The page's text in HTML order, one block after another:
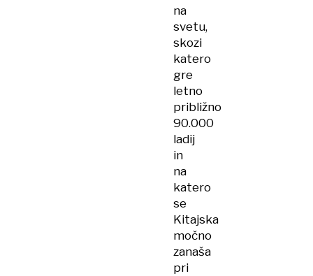
na
svetu,
skozi
katero
gre
letno
približno
90.000
ladij
in
na
katero
se
Kitajska
močno
zanaša
pri